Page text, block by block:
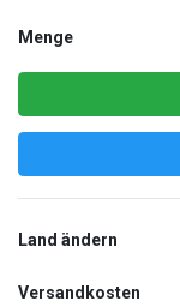
Menge
Land ändern
Versandkosten